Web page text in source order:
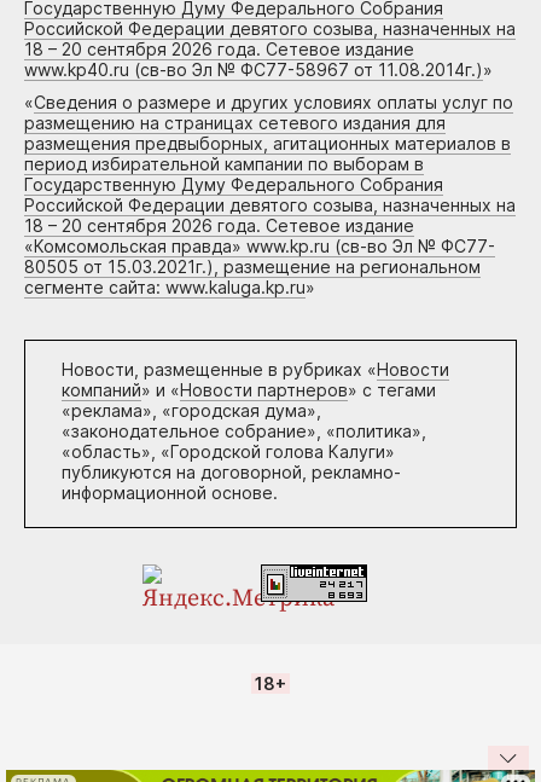
Государственную Думу Федерального Собрания
Российской Федерации девятого созыва, назначенных на
18 – 20 сентября 2026 года. Сетевое издание
www.kp40.ru (св-во Эл № ФС77-58967 от 11.08.2014г.)»
«Сведения о размере и других условиях оплаты услуг по
размещению на страницах сетевого издания для
размещения предвыборных, агитационных материалов в
период избирательной кампании по выборам в
Государственную Думу Федерального Собрания
Российской Федерации девятого созыва, назначенных на
18 – 20 сентября 2026 года. Сетевое издание
«Комсомольская правда» www.kp.ru (св-во Эл № ФС77-
80505 от 15.03.2021г.), размещение на региональном
сегменте сайта: www.kaluga.kp.ru»
Новости, размещенные в рубриках «Новости
компаний» и «Новости партнеров» с тегами
«реклама», «городская дума»,
«законодательное собрание», «политика»,
«область», «Городской голова Калуги»
публикуются на договорной, рекламно-
информационной основе.
18+